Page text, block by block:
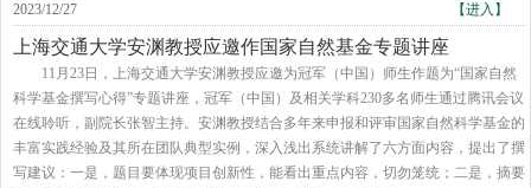
【进入】
2023/12/27
上海交通大学安渊教授应邀作国家自然基金专题讲座
​11月23日，上海交通大学安渊教授应邀为冠军（中国）师生作题为“国家自然
科学基金撰写心得”专题讲座，冠军（中国）及相关学科230多名师生通过腾讯会议
在线聆听，副院长张智主持。安渊教授结合多年来申报和评审国家自然科学基金的
丰富实践经验及其所在团队典型实例，深入浅出系统讲解了六方面内容，提出了撰
写建议：一是，题目要体现项目创新性，能看出重点内容，切勿笼统；二是，摘要